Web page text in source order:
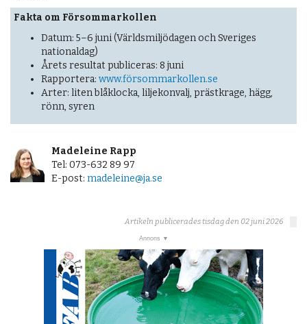
Fakta om Försommarkollen
Datum: 5–6 juni (Världsmiljödagen och Sveriges
nationaldag)
Årets resultat publiceras: 8 juni
Rapportera: www.försommarkollen.se
Arter: liten blåklocka, liljekonvalj, prästkrage, hägg,
rönn, syren
Madeleine Rapp
Tel: 073-632 89 97
E-post: madeleine@ja.se
Artikeln publicerades tisdag den 02 juni 2026